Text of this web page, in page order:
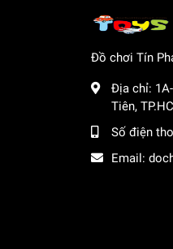
Đồ chơi Tín
Địa chỉ:
Tiên,
Số điện
Email: